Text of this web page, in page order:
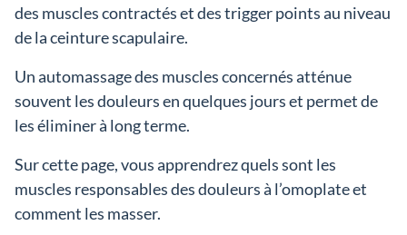
des muscles contractés et des trigger points au niveau
de la ceinture scapulaire.
Un automassage des muscles concernés atténue
souvent les douleurs en quelques jours et permet de
les éliminer à long terme.
Sur cette page, vous apprendrez quels sont les
muscles responsables des douleurs à l’omoplate et
comment les masser.